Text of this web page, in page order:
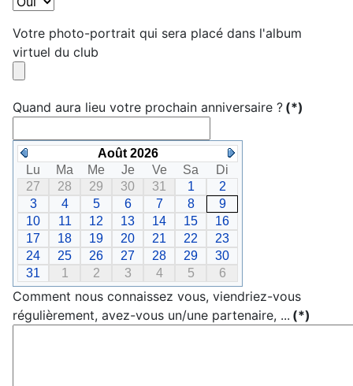
Votre photo-portrait qui sera placé dans l'album
virtuel du club
Quand aura lieu votre prochain anniversaire ? (*)
Août 2026
Lu
Ma Me Je Ve Sa
Di
27
28 29 30 31 1
2
3
4 5 6 7 8
9
10
11 12 13 14 15
16
17
18 19 20 21 22
23
24
25 26 27 28 29
30
31
1 2 3 4 5 6
Comment nous connaissez vous, viendriez-vous
régulièrement, avez-vous un/une partenaire, ... (*)